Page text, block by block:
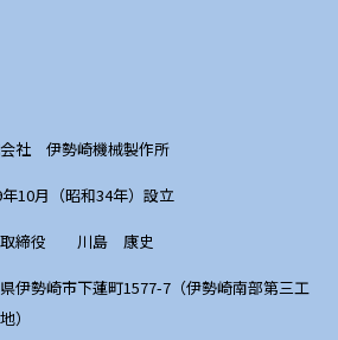
社 伊勢崎機械製作所
10月（昭和34年）設立
取締役 川島 康史
伊勢崎市下蓮町1577-7（伊勢崎南部第三工
）